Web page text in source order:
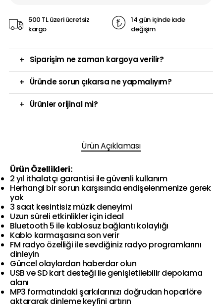
500 TL üzeri ücretsiz
kargo
14 gün içinde iade
değişim
+ Siparişim ne zaman kargoya verilir?
+ Üründe sorun çıkarsa ne yapmalıyım?
+ Ürünler orijinal mi?
Ürün Açıklaması
Ürün Özellikleri:
2 yıl ithalatçı garantisi ile güvenli kullanım
Herhangi bir sorun karşısında endişelenmenize gerek
yok
3 saat kesintisiz müzik deneyimi
Uzun süreli etkinlikler için ideal
Bluetooth 5 ile kablosuz bağlantı kolaylığı
Kablo karmaşasına son verir
FM radyo özelliği ile sevdiğiniz radyo programlarını
dinleyin
Güncel olaylardan haberdar olun
USB ve SD kart desteği ile genişletilebilir depolama
alanı
MP3 formatındaki şarkılarınızı doğrudan hoparlöre
aktararak dinleme keyfini artırın